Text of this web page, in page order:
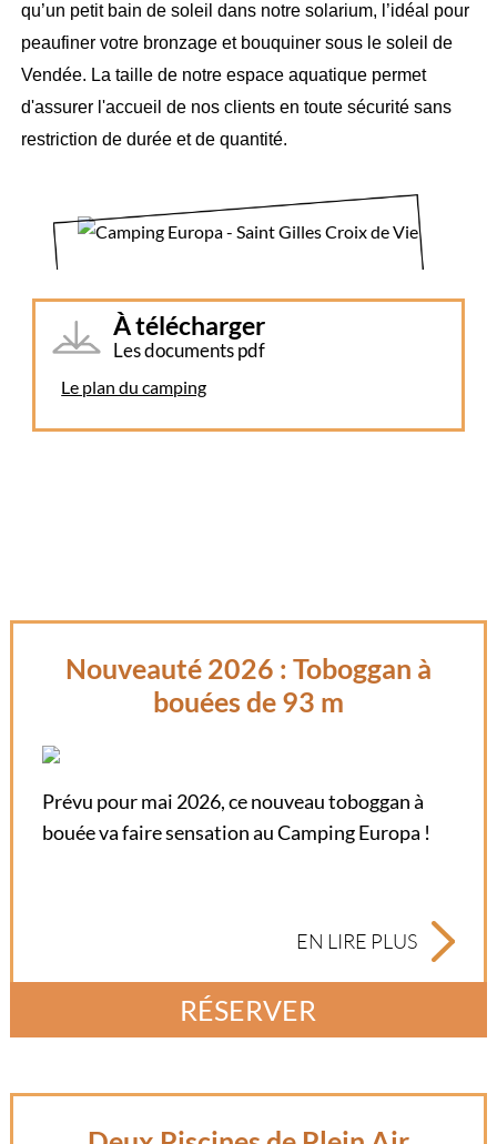
qu’un petit bain de soleil dans notre solarium, l’idéal pour
peaufiner votre bronzage et bouquiner sous le soleil de
Vendée. La taille de notre espace aquatique permet
d'assurer l'accueil de nos clients en toute sécurité sans
restriction de durée et de quantité.
À télécharger
Les documents pdf
Le plan du camping
Nouveauté 2026 : Toboggan à
bouées de 93 m
Prévu pour mai 2026, ce nouveau toboggan à
bouée va faire sensation au Camping Europa !
EN LIRE PLUS
RÉSERVER